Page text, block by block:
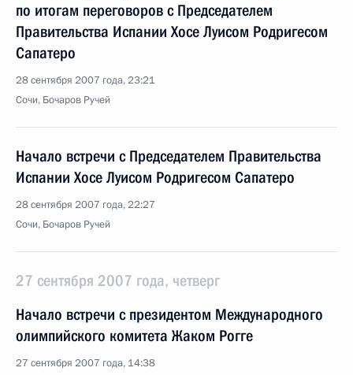
по итогам переговоров с Председателем
Правительства Испании Хосе Луисом Родригесом
Сапатеро
28 сентября 2007 года, 23:21
Сочи, Бочаров Ручей
Начало встречи с Председателем Правительства
Испании Хосе Луисом Родригесом Сапатеро
28 сентября 2007 года, 22:27
Сочи, Бочаров Ручей
27 сентября 2007 года, четверг
Начало встречи с президентом Международного
олимпийского комитета Жаком Рогге
27 сентября 2007 года, 14:38